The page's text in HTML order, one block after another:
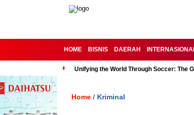
HOME BISNIS DAERAH
Unifying the World Through Soccer: The
Home / Kriminal